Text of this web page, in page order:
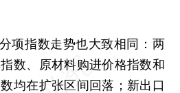
指数走势也大致相同：两
数、原材料购进价格指数和
均在扩张区间回落；新出口